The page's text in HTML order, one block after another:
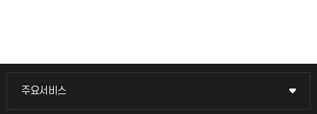
주요서비스
주요서비스